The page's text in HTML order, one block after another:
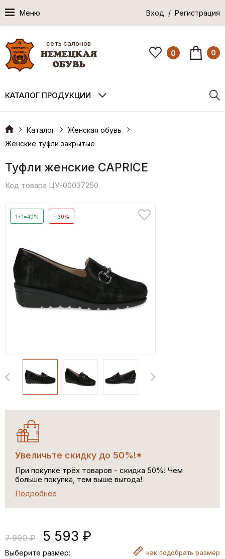
Меню Вход / Регистрация
сеть салонов
0 0
КАТАЛОГ ПРОДУКЦИИ
Каталог
Женская обувь
Женские туфли закрытые
Туфли женские CAPRICE
Код товара ЦУ-00037250
1+1=40% - 30%
Увеличьте скидку до 50%!*
При покупке трёх товаров - скидка 50%! Чем
больше покупка, тем выше выгода!
Подробнее
7 990 ₽ 5 593 ₽
Выберите размер: как подобрать размер